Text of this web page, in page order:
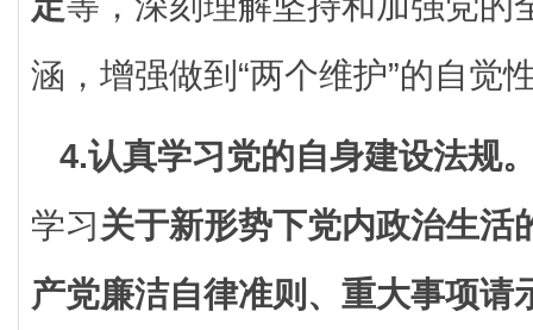
涵，增强做到“两个维护”的自觉
4.认真学习党的自身建设法规
学习关于新形势下党内政治生活
产党廉洁自律准则、重大事项请